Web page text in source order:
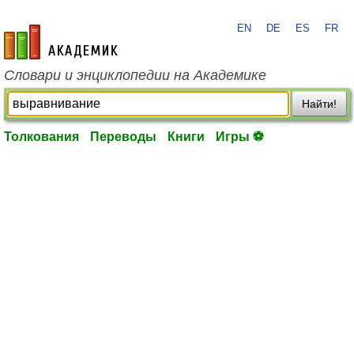
academic.ru
EN DE ES FR
Словари и энциклопедии на Академике
Найти!
Толкования Переводы Книги Игры ⚽